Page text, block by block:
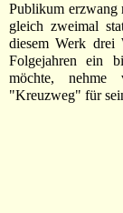
Publikum erzwang
gleich zweimal
diesem Werk drei
Folgejahren ein
möchte, nehme
"Kreuzweg" für